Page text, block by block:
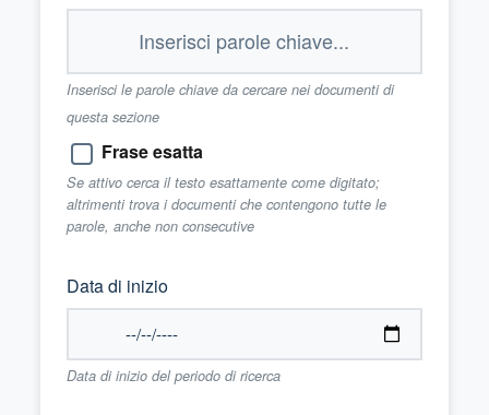
Inserisci le parole chiave da cercare nei documenti di
questa sezione
Frase esatta
Se attivo cerca il testo esattamente come digitato;
altrimenti trova i documenti che contengono tutte le
parole, anche non consecutive
Data di inizio
Data di inizio del periodo di ricerca